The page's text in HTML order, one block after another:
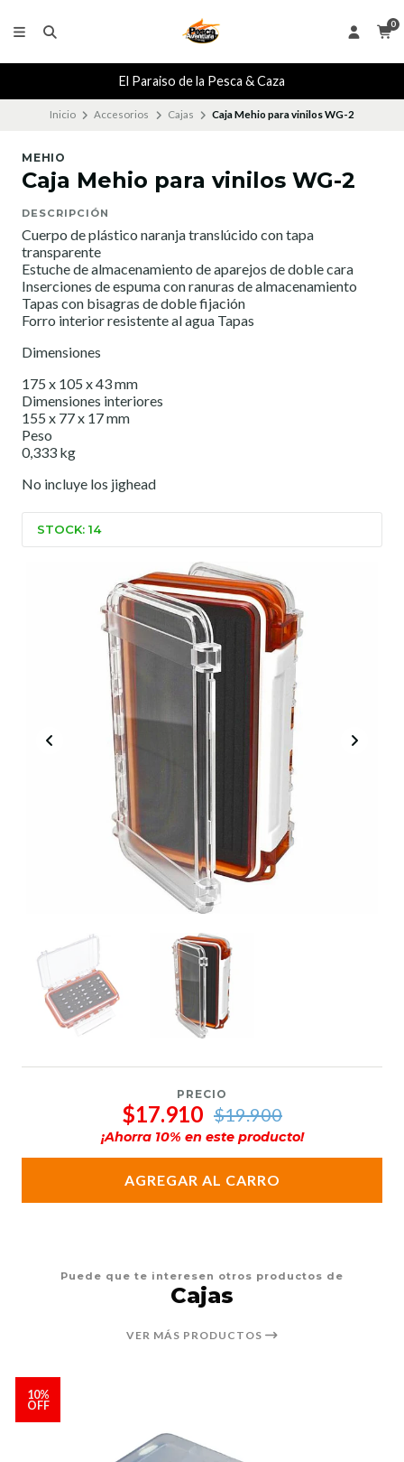
0
El Paraiso de la Pesca & Caza
Inicio Accesorios Cajas Caja Mehio para vinilos WG-2
MEHIO
Caja Mehio para vinilos WG-2
DESCRIPCIÓN
Cuerpo de plástico naranja translúcido con tapa
transparente
Estuche de almacenamiento de aparejos de doble cara
Inserciones de espuma con ranuras de almacenamiento
Tapas con bisagras de doble fijación
Forro interior resistente al agua Tapas
Dimensiones
175 x 105 x 43 mm
Dimensiones interiores
155 x 77 x 17 mm
Peso
0,333 kg
No incluye los jighead
STOCK: 14
PRECIO
$17.910 $19.900
¡Ahorra 10% en este producto!
AGREGAR AL CARRO
Puede que te interesen otros productos de
Cajas
VER MÁS PRODUCTOS
10%
OFF